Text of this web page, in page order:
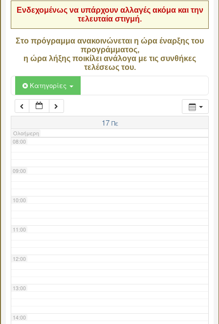
Ενδεχομένως να υπάρχουν αλλαγές ακόμα και την
τελευταία στιγμή.
Στο πρόγραμμα ανακοινώνεται η ώρα έναρξης του
προγράμματος,
η ώρα λήξης ποικίλει ανάλογα με τις συνθήκες
τελέσεως του.
Κατηγορίες
17 Πε
Ολοήμερη
06:00
07:00
08:00
09:00
10:00
11:00
12:00
13:00
14:00